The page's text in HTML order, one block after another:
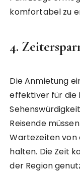
komfortabel zu
4.
Die Anmietung
effektiver für die
Reisende
Wartezeiten
halten. Die Zeit
der Region